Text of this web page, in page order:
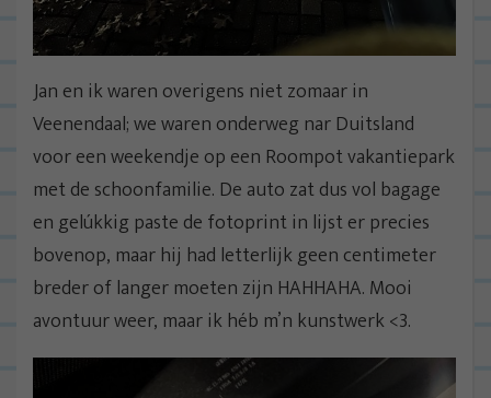
Jan en ik waren overigens niet zomaar in
Veenendaal; we waren onderweg nar Duitsland
voor een weekendje op een Roompot vakantiepark
met de schoonfamilie. De auto zat dus vol bagage
en gelúkkig paste de fotoprint in lijst er precies
bovenop, maar hij had letterlijk geen centimeter
breder of langer moeten zijn HAHHAHA. Mooi
avontuur weer, maar ik héb m’n kunstwerk <3.